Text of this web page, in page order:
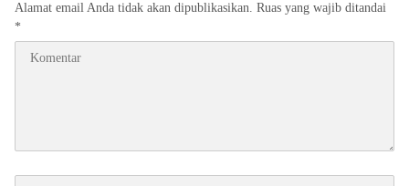
Alamat email Anda tidak akan dipublikasikan. Ruas yang wajib ditandai
*